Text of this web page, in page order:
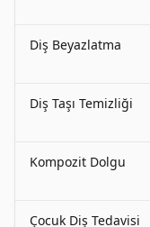
Diş Beyazlatma
Diş Taşı Temizliği
Kompozit Dolgu
Çocuk Diş Tedavisi